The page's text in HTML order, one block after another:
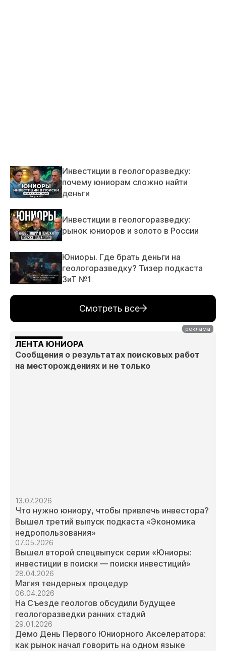
Инвестиции в геологоразведку:
почему юниорам сложно найти
деньги
Инвестиции в геологоразведку:
рынок юниоров и золото в России
Юниоры. Где брать деньги на
геологоразведку? Тизер подкаста
ЗиТ №1
Смотреть все
ЛЕНТА ЮНИОРА
Сообщения о результатах поисковых работ
на месторождениях и не только
13.07.2026
Что нужно юниору, чтобы привлечь инвестора?
Вышел третий выпуск подкаста «Экономика
недропользования»
07.05.2026
Вышел второй спецвыпуск серии «Юниоры:
инвестиции в поиски — поиски инвестиций»
28.04.2026
Магия тендерных процедур
06.04.2026
На Съезде геологов обсудили будущее
геологоразведки ранних стадий
29.01.2026
Демо День Первого Юниорного Акселератора:
как рынок начал говорить на одном языке